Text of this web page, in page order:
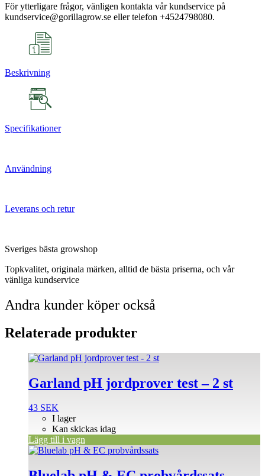
För ytterligare frågor, vänligen kontakta vår kundservice på
kundservice@gorillagrow.se eller telefon +4524798080.
Beskrivning
Specifikationer
Användning
Leverans och retur
Sveriges bästa growshop
Topkvalitet, originala märken, alltid de bästa priserna, och vår
vänliga kundservice
Andra kunder köper också
Relaterade produkter
Garland pH jordprover test – 2 st
43 SEK
I lager
Kan skickas idag
Lägg till i vagn